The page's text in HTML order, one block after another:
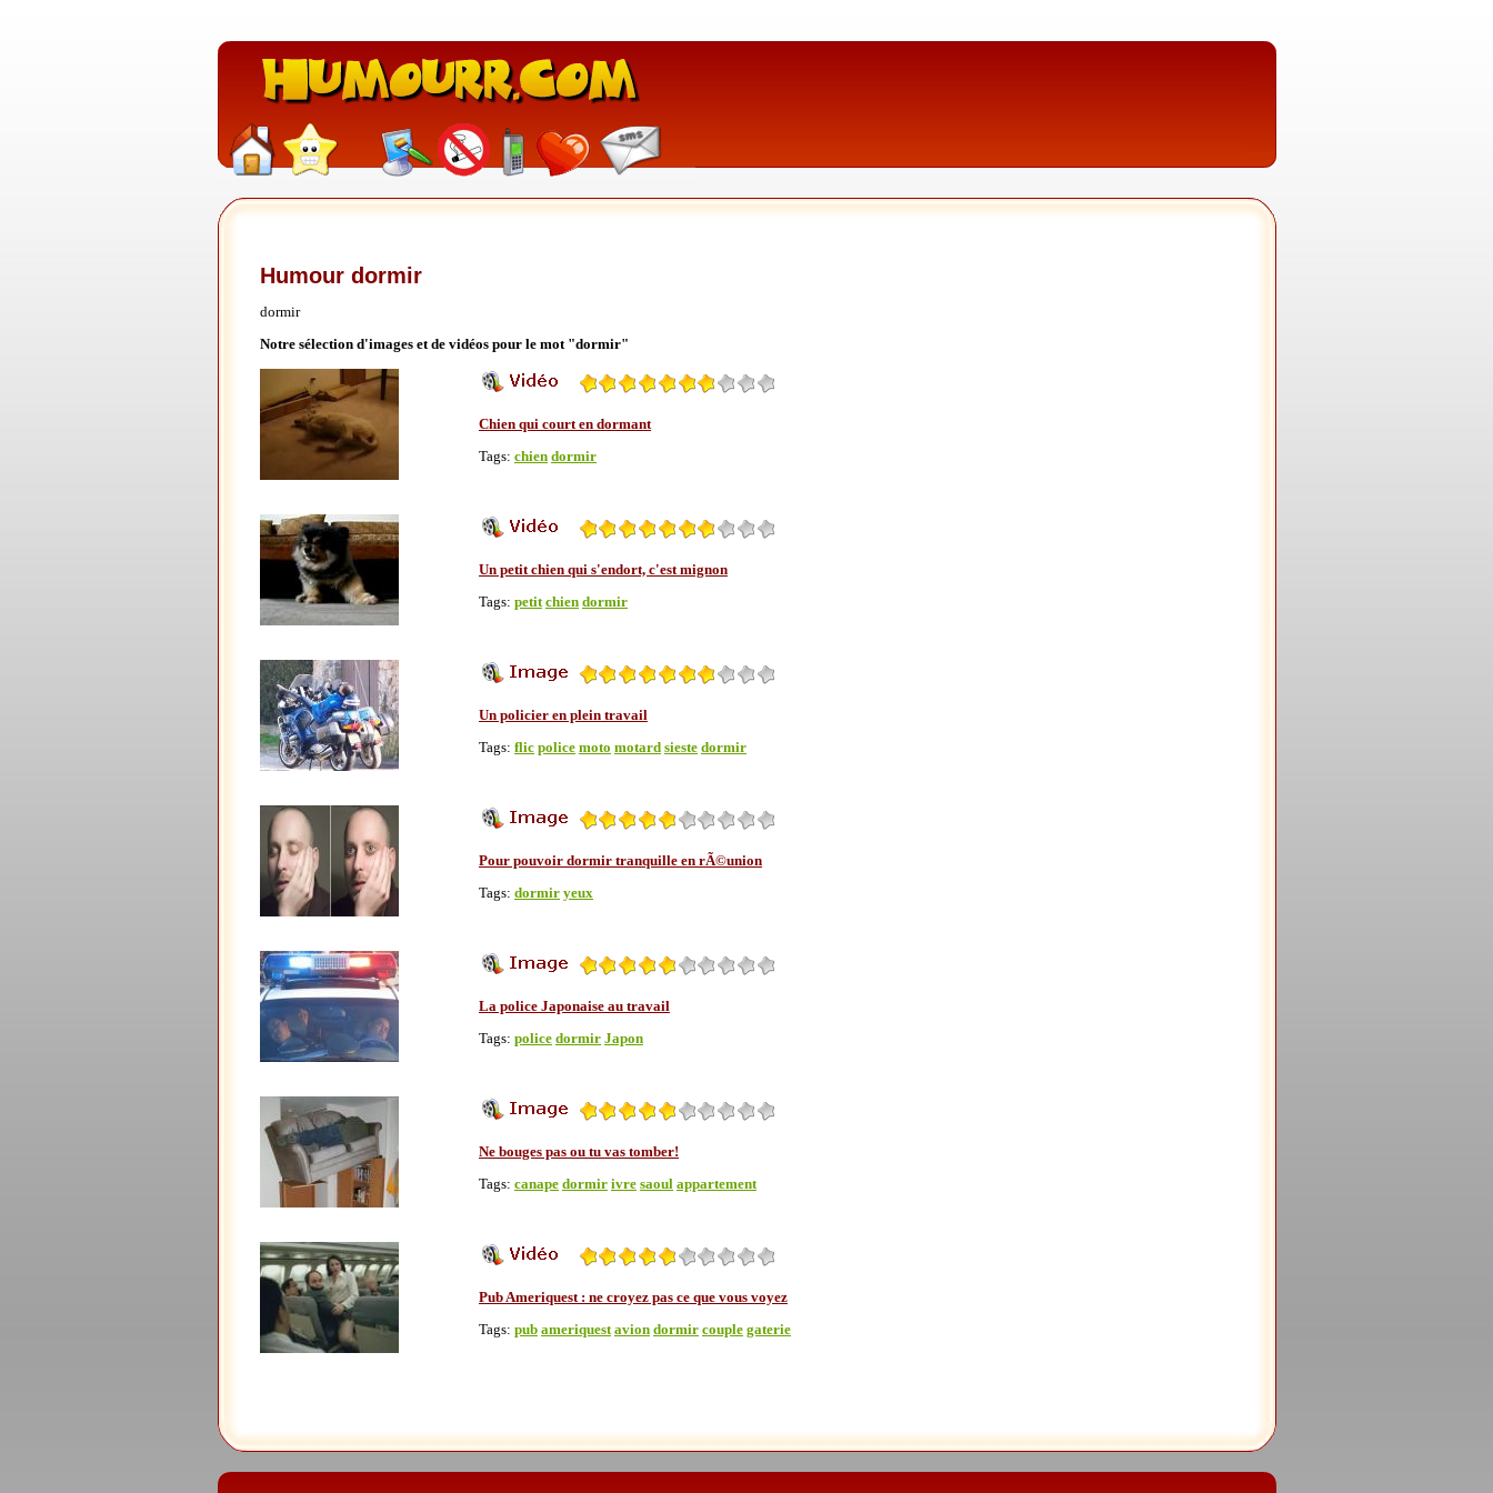
Humour dormir
dormir
Notre sélection d'images et de vidéos pour le mot "dormir"
Chien qui court en dormant
Tags: chien dormir
Un petit chien qui s'endort, c'est mignon
Tags: petit chien dormir
Un policier en plein travail
Tags: flic police moto motard sieste dormir
Pour pouvoir dormir tranquille en rÃ©union
Tags: dormir yeux
La police Japonaise au travail
Tags: police dormir Japon
Ne bouges pas ou tu vas tomber!
Tags: canape dormir ivre saoul appartement
Pub Ameriquest : ne croyez pas ce que vous voyez
Tags: pub ameriquest avion dormir couple gaterie